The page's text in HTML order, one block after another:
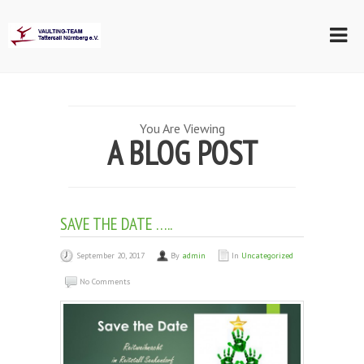
You Are Viewing
A BLOG POST
SAVE THE DATE …..
September 20, 2017 By admin In Uncategorized
No Comments